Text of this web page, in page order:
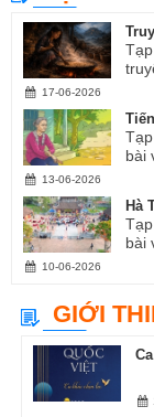
17-06-2026
bài
13-06-2026
Hà
bài
10-06-2026
GIỚI